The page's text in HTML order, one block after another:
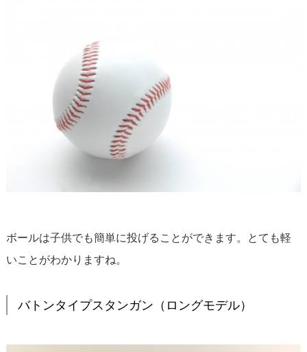
ボールは子供でも簡単に投げることができます。とても軽
いことがわかりますね。
バトンタイプスタンガン（ロングモデル）